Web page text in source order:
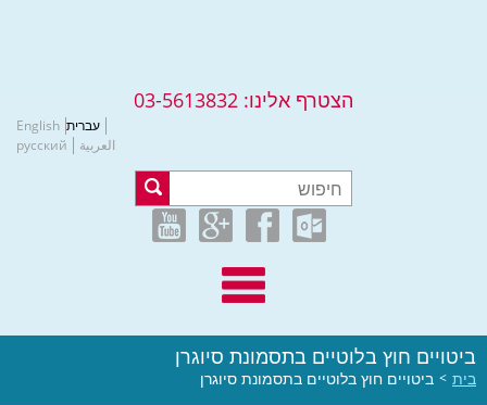
הצטרף אלינו: 03-5613832
עברית English
русский
العربية
ביטויים חוץ בלוטיים בתסמונת סיוגרן
בית > ביטויים חוץ בלוטיים בתסמונת סיוגרן